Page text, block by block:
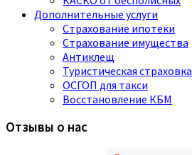
Дополнительные услуги
Страхование ипотеки
Страхование имущества
Антиклещ
Туристическая страховка
ОСГОП для такси
Восстановление КБМ
Отзывы о нас